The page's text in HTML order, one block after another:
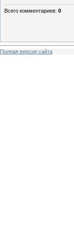
Всего комментариев: 0
Полная версия сайта